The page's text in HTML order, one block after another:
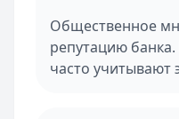
Общественное
репутацию
часто учитывают